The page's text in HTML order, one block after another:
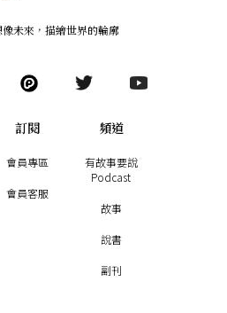
未來 ， 描繪世界的輪廓
訂閱
會員專區
會員客服
頻道
有故事要說
Podcast
故事
說書
副刊